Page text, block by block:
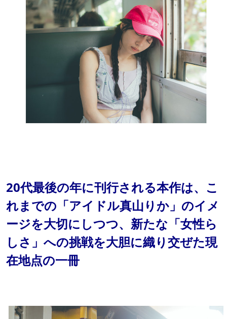
20代最後の年に刊行される本作は、こ
れまでの「アイドル真山りか」のイメ
ージを大切にしつつ、新たな「女性ら
しさ」への挑戦を大胆に織り交ぜた現
在地点の一冊